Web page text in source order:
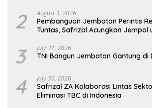
2 August 3, 2026
Pembanguan Jembatan Perintis
Tuntas, Safrizal Acungkan Jempol
3 July 31, 2026
TNI Bangun Jembatan Gantung di
4 July 30, 2026
Safrizal ZA Kolaborasi Lintas
Eliminasi TBC di Indonesia